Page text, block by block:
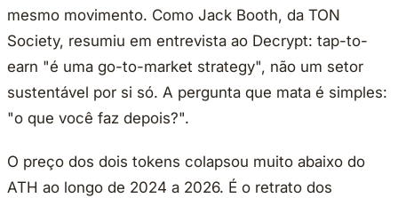
mesmo movimento. Como Jack Booth, da TON
Society, resumiu em entrevista ao Decrypt: tap-to-
earn "é uma go-to-market strategy", não um setor
sustentável por si só. A pergunta que mata é simples:
"o que você faz depois?".
O preço dos dois tokens colapsou muito abaixo do
ATH ao longo de 2024 a 2026. É o retrato dos